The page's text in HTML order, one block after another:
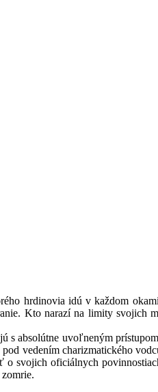
hrdinovia idú v každom
Kto narazí na limity
s absolútne uvoľneným
vedením charizmatického
svojich oficiálnych